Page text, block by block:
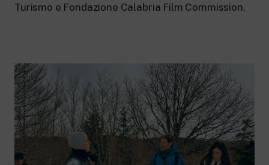
Turismo e Fondazione Calabria Film Commission.